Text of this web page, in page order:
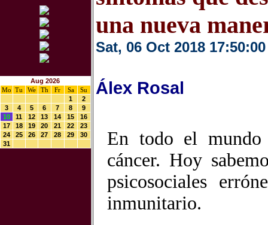
Aug 2026
Mo
Tu We Th Fr Sa
Su
1
2
3
4 5 6 7 8
9
10
11 12 13 14 15
16
17
18 19 20 21 22
23
24
25 26 27 28 29
30
31
una nueva
Sat, 06 Oct 2018 17:50:00
Álex Rosal
En todo el mundo
cáncer. Hoy
psicosociales
inmunitario.